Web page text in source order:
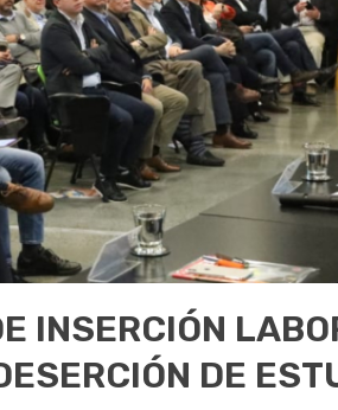
INSERCIÓN
DE